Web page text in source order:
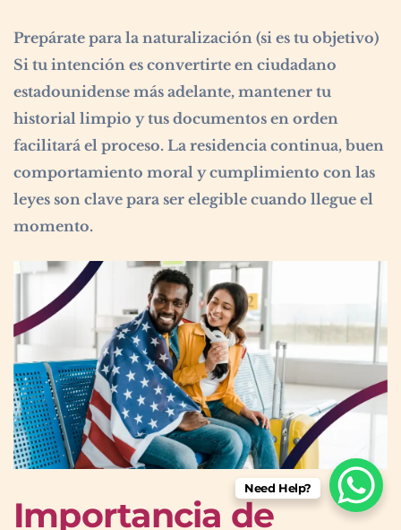
Prepárate para la naturalización (si es tu objetivo)
Si tu intención es convertirte en ciudadano
estadounidense más adelante, mantener tu
historial limpio y tus documentos en orden
facilitará el proceso. La residencia continua, buen
comportamiento moral y cumplimiento con las
leyes son clave para ser elegible cuando llegue el
momento.
Importancia de
Need Help?